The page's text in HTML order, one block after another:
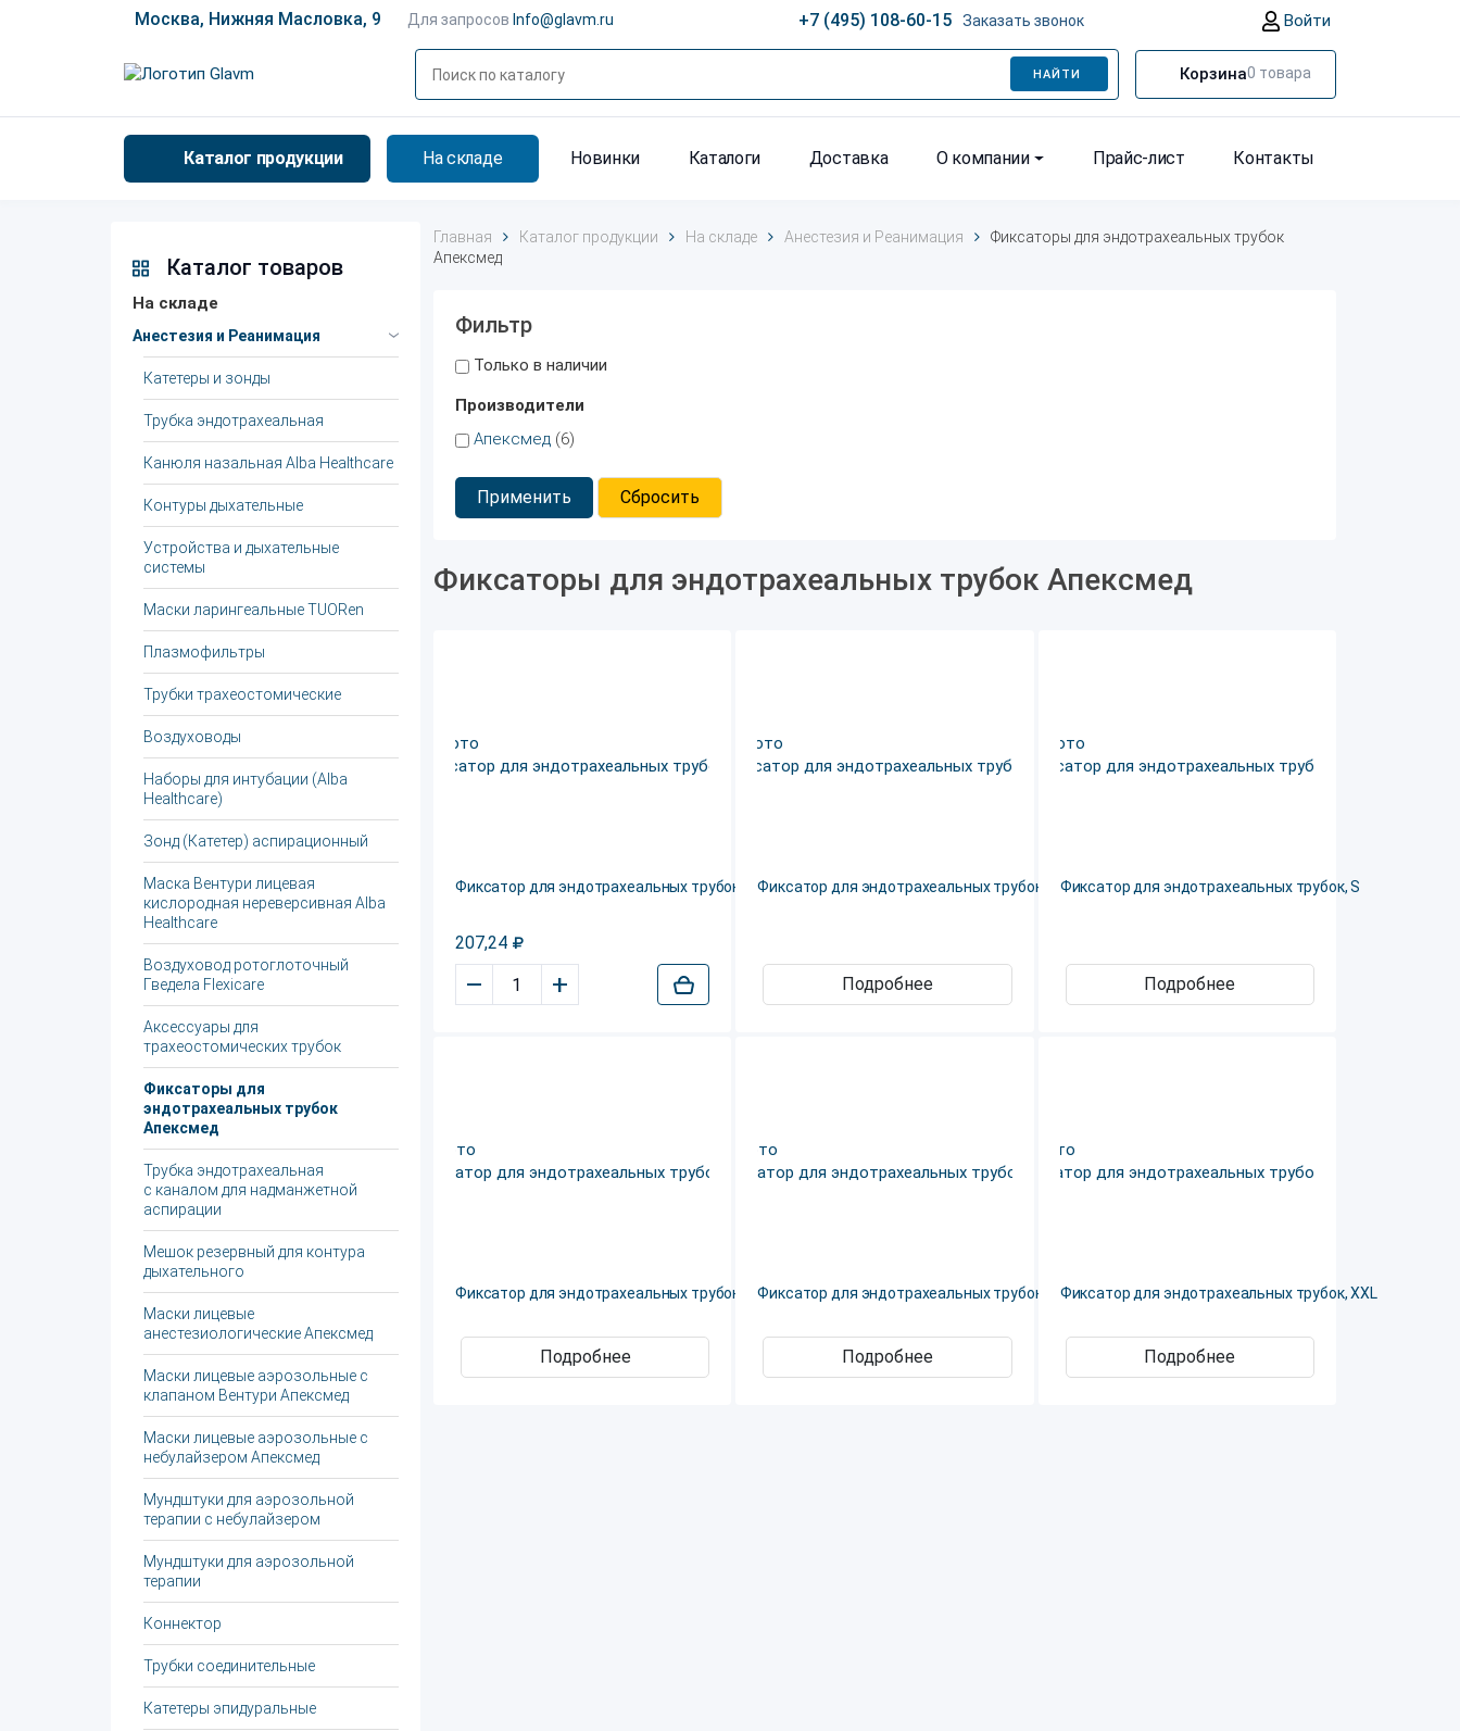
Москва, Нижняя Масловка, 9 Для запросов Info@glavm.ru +7 (495) 108-60-15 Заказать звонок Войти
НАЙТИ Корзина0 товара
Каталог продукции На складе Новинки Каталоги Доставка О компании Прайс-лист Контакты
Каталог товаров
На складе
Анестезия и Реанимация
Катетеры и зонды
Трубка эндотрахеальная
Канюля назальная Alba Healthcare
Контуры дыхательные
Устройства и дыхательные
системы
Маски ларингеальные TUORen
Плазмофильтры
Трубки трахеостомические
Воздуховоды
Наборы для интубации (Alba
Healthcare)
Зонд (Катетер) аспирационный
Маска Вентури лицевая
кислородная нереверсивная Alba
Healthcare
Воздуховод ротоглоточный
Гведела Flexicare
Аксессуары для
трахеостомических трубок
Фиксаторы для
эндотрахеальных трубок
Апексмед
Трубка эндотрахеальная
с каналом для надманжетной
аспирации
Мешок резервный для контура
дыхательного
Маски лицевые
анестезиологические Апексмед
Маски лицевые аэрозольные с
клапаном Вентури Апексмед
Маски лицевые аэрозольные с
небулайзером Апексмед
Мундштуки для аэрозольной
терапии с небулайзером
Мундштуки для аэрозольной
терапии
Коннектор
Трубки соединительные
Катетеры эпидуральные
Главная Каталог продукции На складе Анестезия и Реанимация
Фиксаторы для эндотрахеальных трубок
Апексмед
Фильтр
Только в наличии
Производители
Апексмед (6)
Применить Сбросить
Фиксаторы для эндотрахеальных трубок Апексмед
Фиксатор для эндотрахеальных трубок, M
207,24
– +
Фиксатор для эндотрахеальных трубок, L
Подробнее
Фиксатор для эндотрахеальных трубок, S
Подробнее
Фиксатор для эндотрахеальных трубок, XL
Подробнее
Фиксатор для эндотрахеальных трубок, XS
Подробнее
Фиксатор для эндотрахеальных трубок, XXL
Подробнее